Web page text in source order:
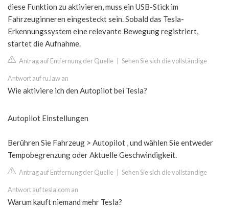
diese Funktion zu aktivieren, muss ein USB-Stick im
Fahrzeuginneren eingesteckt sein. Sobald das Tesla-
Erkennungssystem eine relevante Bewegung registriert,
startet die Aufnahme.
Antrag auf Entfernung der Quelle Sehen Sie sich die vollständige
Antwort auf ru.law an
Wie aktiviere ich den Autopilot bei Tesla?
Autopilot Einstellungen
Berühren Sie Fahrzeug > Autopilot , und wählen Sie entweder
Tempobegrenzung oder Aktuelle Geschwindigkeit.
Antrag auf Entfernung der Quelle Sehen Sie sich die vollständige
Antwort auf tesla.com an
Warum kauft niemand mehr Tesla?